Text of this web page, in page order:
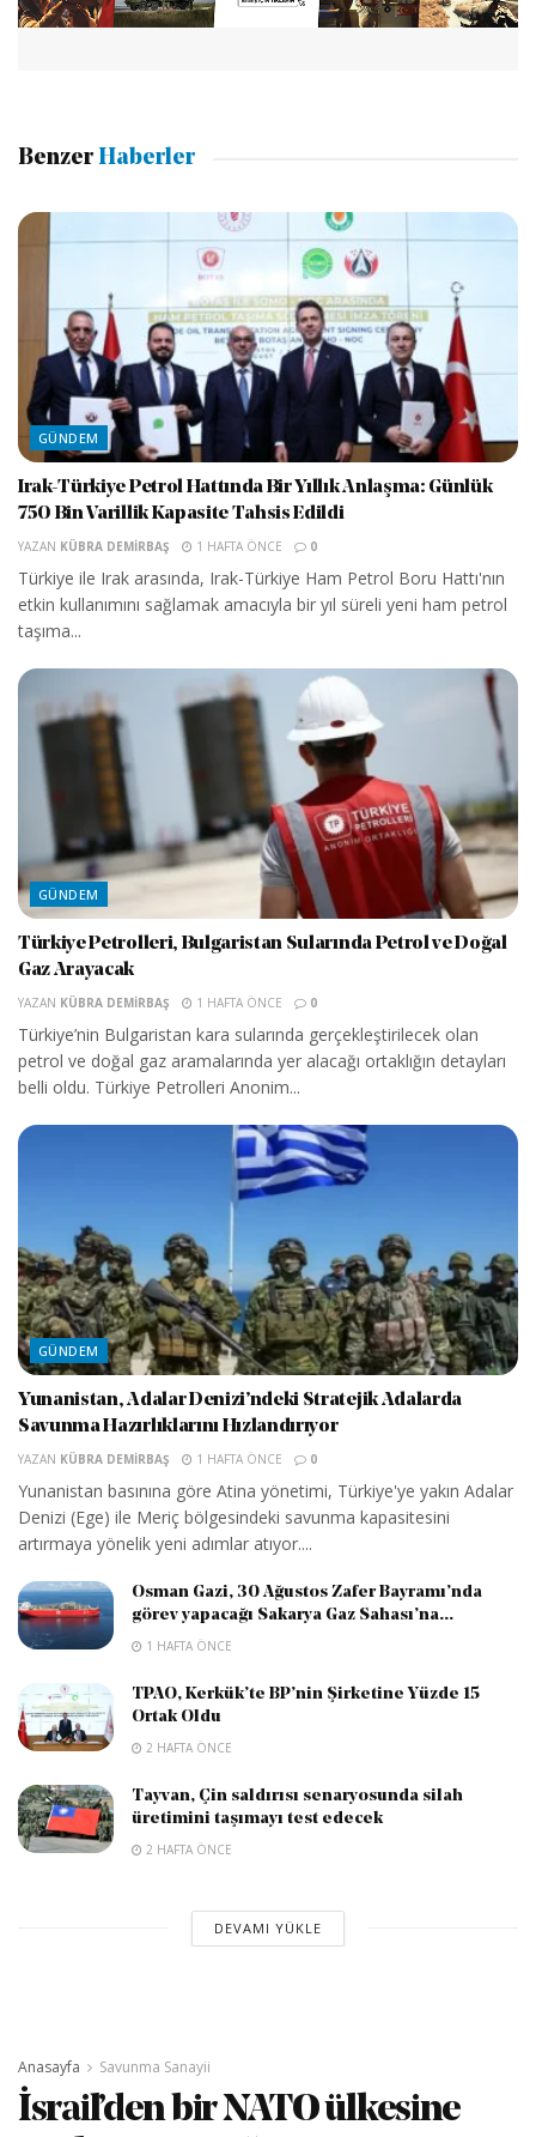
Benzer Haberler
GÜNDEM
Irak-Türkiye Petrol Hattında Bir Yıllık Anlaşma: Günlük
750 Bin Varillik Kapasite Tahsis Edildi
YAZAN KÜBRA DEMIRBAŞ 1 HAFTA ÖNCE 0
Türkiye ile Irak arasında, Irak-Türkiye Ham Petrol Boru Hattı'nın
etkin kullanımını sağlamak amacıyla bir yıl süreli yeni ham petrol
taşıma...
GÜNDEM
Türkiye Petrolleri, Bulgaristan Sularında Petrol ve Doğal
Gaz Arayacak
YAZAN KÜBRA DEMIRBAŞ 1 HAFTA ÖNCE 0
Türkiye’nin Bulgaristan kara sularında gerçekleştirilecek olan
petrol ve doğal gaz aramalarında yer alacağı ortaklığın detayları
belli oldu. Türkiye Petrolleri Anonim...
GÜNDEM
Yunanistan, Adalar Denizi’ndeki Stratejik Adalarda
Savunma Hazırlıklarını Hızlandırıyor
YAZAN KÜBRA DEMIRBAŞ 1 HAFTA ÖNCE 0
Yunanistan basınına göre Atina yönetimi, Türkiye'ye yakın Adalar
Denizi (Ege) ile Meriç bölgesindeki savunma kapasitesini
artırmaya yönelik yeni adımlar atıyor....
Osman Gazi, 30 Ağustos Zafer Bayramı’nda
görev yapacağı Sakarya Gaz Sahası’na...
1 HAFTA ÖNCE
TPAO, Kerkük’te BP’nin Şirketine Yüzde 15
Ortak Oldu
2 HAFTA ÖNCE
Tayvan, Çin saldırısı senaryosunda silah
üretimini taşımayı test edecek
2 HAFTA ÖNCE
DEVAMI YÜKLE
Anasayfa Savunma Sanayii
İsrail’den bir NATO ülkesine